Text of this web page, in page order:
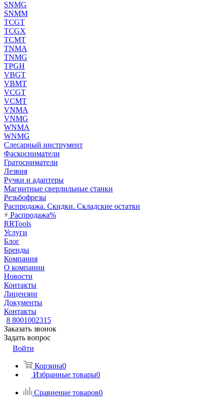
SNMG
SNMM
TCGT
TCGX
TCMT
TNMA
TNMG
TPGH
VBGT
VBMT
VCGT
VCMT
VNMA
VNMG
WNMA
WNMG
Слесарный инструмент
Фаскосниматели
Гратосниматели
Лезвия
Ручки и адаптеры
Магнитные сверлильные станки
Резьбофрезы
Распродажа. Скидки. Складские остатки
Распродажа%
RRTools
Услуги
Блог
Бренды
Компания
О компании
Новости
Контакты
Лицензии
Документы
Контакты
8 8001002315
Заказать звонок
Задать вопрос
Войти
Корзина0
Избранные товары0
Сравнение товаров0